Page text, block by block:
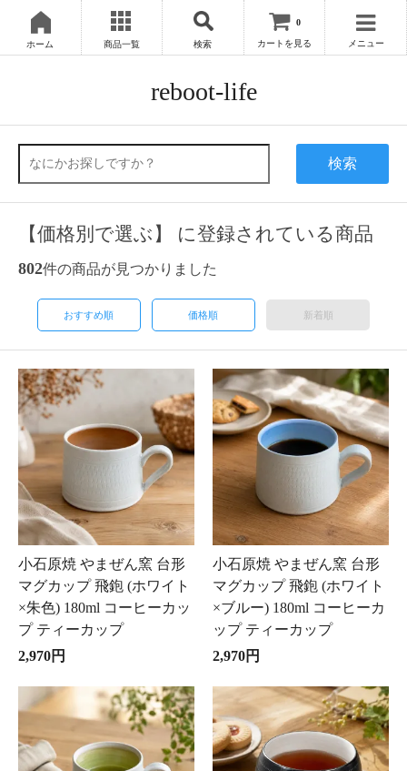
ホーム 商品一覧 検索
0
カートを見る メニュー
reboot-life
検索
【価格別で選ぶ】 に登録されている商品
802件の商品が見つかりました
おすすめ順 価格順 新着順
小石原焼 やまぜん窯 台形
マグカップ 飛鉋 (ホワイト
×朱色) 180ml コーヒーカッ
プ ティーカップ
2,970円
小石原焼 やまぜん窯 台形
マグカップ 飛鉋 (ホワイト
×ブルー) 180ml コーヒーカ
ップ ティーカップ
2,970円